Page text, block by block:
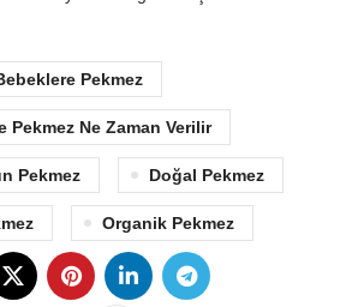
Pekmez
Pekmez Ne Zaman Verilir
Pekmez Doğal Pekmez
Organik Pekmez